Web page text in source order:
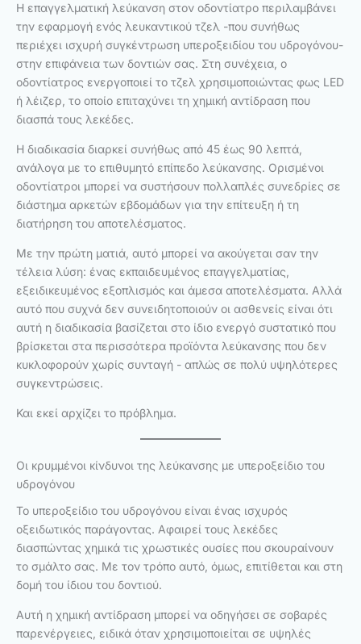
Η επαγγελματική λεύκανση στον οδοντίατρο περιλαμβάνει
την εφαρμογή ενός λευκαντικού τζελ -που συνήθως
περιέχει ισχυρή συγκέντρωση υπεροξειδίου του υδρογόνου-
στην επιφάνεια των δοντιών σας. Στη συνέχεια, ο
οδοντίατρος ενεργοποιεί το τζελ χρησιμοποιώντας φως LED
ή λέιζερ, το οποίο επιταχύνει τη χημική αντίδραση που
διασπά τους λεκέδες.
Η διαδικασία διαρκεί συνήθως από 45 έως 90 λεπτά,
ανάλογα με το επιθυμητό επίπεδο λεύκανσης. Ορισμένοι
οδοντίατροι μπορεί να συστήσουν πολλαπλές συνεδρίες σε
διάστημα αρκετών εβδομάδων για την επίτευξη ή τη
διατήρηση του αποτελέσματος.
Με την πρώτη ματιά, αυτό μπορεί να ακούγεται σαν την
τέλεια λύση: ένας εκπαιδευμένος επαγγελματίας,
εξειδικευμένος εξοπλισμός και άμεσα αποτελέσματα. Αλλά
αυτό που συχνά δεν συνειδητοποιούν οι ασθενείς είναι ότι
αυτή η διαδικασία βασίζεται στο ίδιο ενεργό συστατικό που
βρίσκεται στα περισσότερα προϊόντα λεύκανσης που δεν
κυκλοφορούν χωρίς συνταγή - απλώς σε πολύ υψηλότερες
συγκεντρώσεις.
Και εκεί αρχίζει το πρόβλημα.
Οι κρυμμένοι κίνδυνοι της λεύκανσης με υπεροξείδιο του
υδρογόνου
Το υπεροξείδιο του υδρογόνου είναι ένας ισχυρός
οξειδωτικός παράγοντας. Αφαιρεί τους λεκέδες
διασπώντας χημικά τις χρωστικές ουσίες που σκουραίνουν
το σμάλτο σας. Με τον τρόπο αυτό, όμως, επιτίθεται και στη
δομή του ίδιου του δοντιού.
Αυτή η χημική αντίδραση μπορεί να οδηγήσει σε σοβαρές
παρενέργειες, ειδικά όταν χρησιμοποιείται σε υψηλές